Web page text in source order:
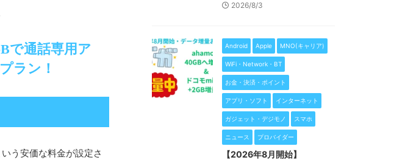
で通話専用ア
ラン！
う安価な料金が設定さ
2026/8/3
Android Apple MNO(キャリア)
WiFi・Network・BT
お金・決済・ポイント
アプリ・ソフト インターネット
ガジェット・デジモノ スマホ
ニュース プロバイダー
【2026年8月開始】